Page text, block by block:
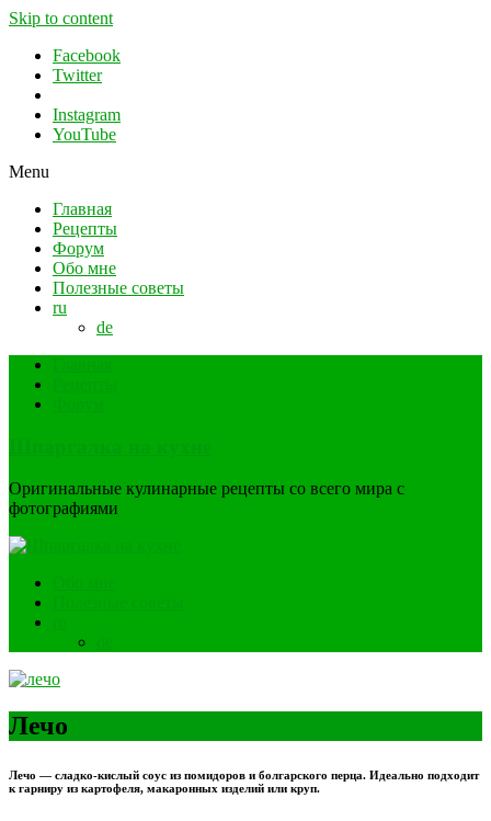
Skip to content
Facebook
Twitter
Instagram
YouTube
Menu
Главная
Рецепты
Форум
Обо мне
Полезные советы
ru
de
Оригинальные кулинарные рецепты со всего мира с
фотографиями
Лечо
Лечо — сладко-кислый соус из помидоров и болгарского перца. Идеально подходит
к гарниру из картофеля, макаронных изделий или круп.